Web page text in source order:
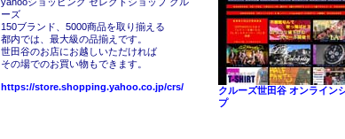
ーズ
150ブランド、5000商品を取り揃える
都内では、最大級の品揃えです。
世田谷のお店にお越しいただければ
その場でのお買い物もできます。
https://store.shopping.yahoo.co.jp/crs/
クルーズ世田谷 オンライン
プ